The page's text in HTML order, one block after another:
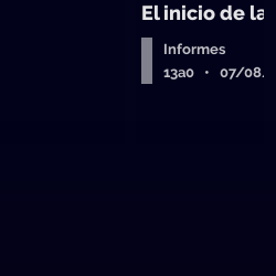
El inicio de la
Informes
13a0 • 07/08/